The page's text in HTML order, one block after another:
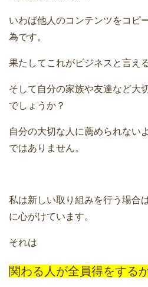
いわば他人のコンテンツをコピ
為です。
果たしてこれがビジネスと言え
そして自分の家族や友達など大
でしょうか？
自分の大切な人に薦められない
ではありません。
私は新しい取り組みを行う場合
に心がけています。
それは
関わる人が全員得をする